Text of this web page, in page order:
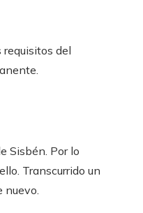
requisitos del
Sisbén. Por lo
Transcurrido un
nuevo.